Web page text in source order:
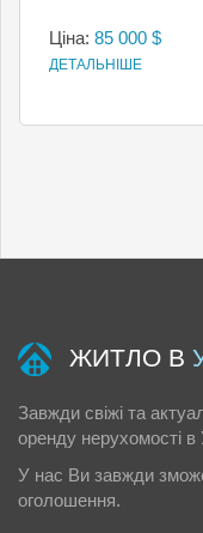
Ціна: 85 000 $
ДЕТАЛЬНІШЕ
ЖИТЛО В
Завжди свіжі та
оренду нерухомості в
У нас Ви завжди
оголошення.